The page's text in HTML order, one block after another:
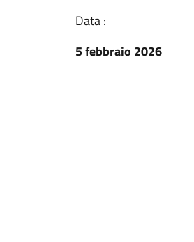
Data :
5 febbraio 2026